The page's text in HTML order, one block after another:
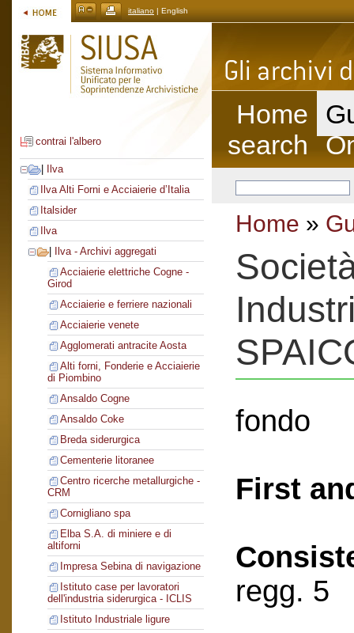
italiano | English
contrai l'albero
Ilva
Ilva Alti Forni e Acciaierie d’Italia
Italsider
Ilva
Ilva - Archivi aggregati
Acciaierie elettriche Cogne -
Girod
Acciaierie e ferriere nazionali
Acciaierie venete
Agglomerati antracite Aosta
Alti forni, Fonderie e Acciaierie
di Piombino
Ansaldo Cogne
Ansaldo Coke
Breda siderurgica
Cementerie litoranee
Centro ricerche metallurgiche -
CRM
Cornigliano spa
Elba S.A. di miniere e di
altiforni
Impresa Sebina di navigazione
Istituto case per lavoratori
dell'industria siderurgica - ICLIS
Istituto Industriale ligure
Home
search
Home »
fondo
First
regg. 5